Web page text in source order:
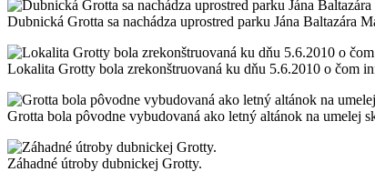
Dubnická Grotta sa nachádza uprostred parku Jána Baltazára
Lokalita Grotty bola zrekonštruovaná ku dňu 5.6.2010 o čom
Grotta bola pôvodne vybudovaná ako letný altánok na umelej
Záhadné útroby dubnickej Grotty.